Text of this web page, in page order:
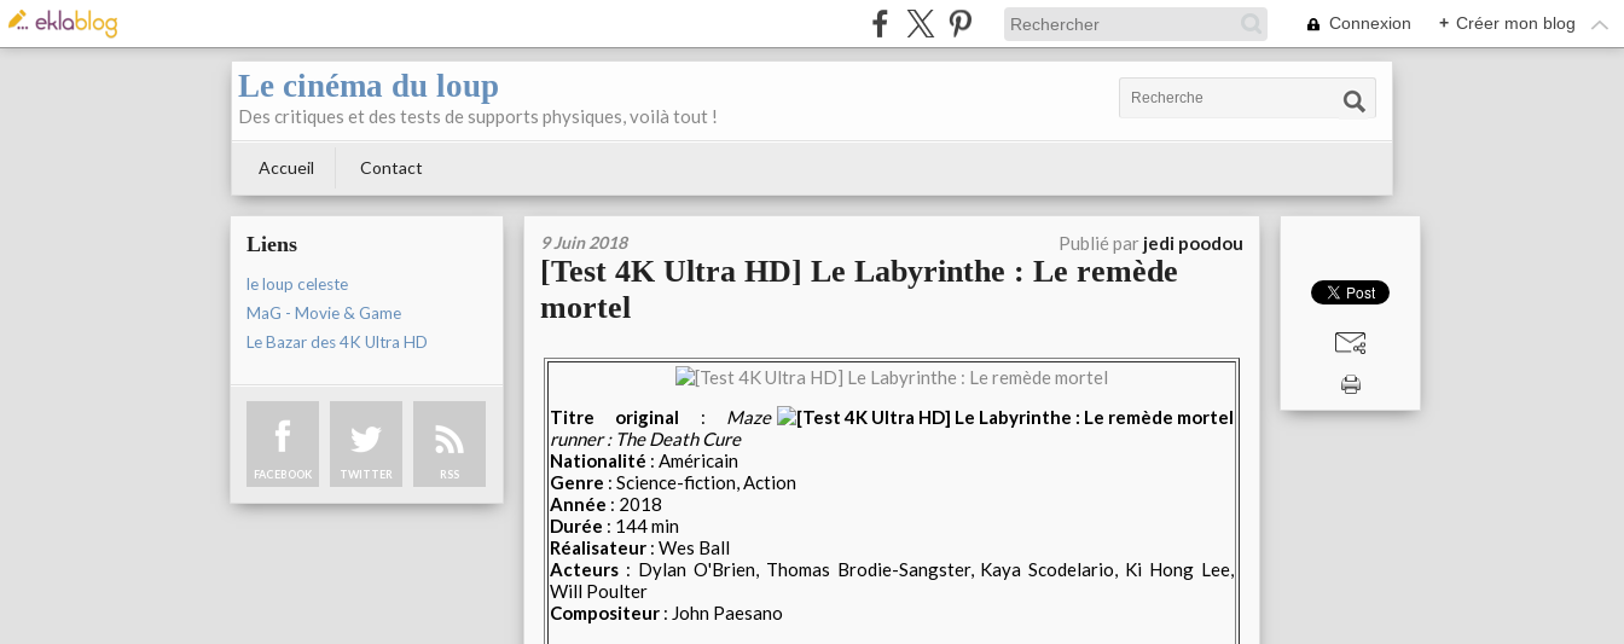
Connexion + Créer mon blog
Le cinéma du loup
Des critiques et des tests de supports physiques, voilà tout !
Accueil Contact
Liens
le loup celeste
MaG - Movie & Game
Le Bazar des 4K Ultra HD
FACEBOOK TWITTER RSS
9 Juin 2018 Publié par jedi poodou
[Test 4K Ultra HD] Le Labyrinthe : Le remède
mortel
Titre original :
Maze
runner : The Death Cure
Nationalité : Américain
Genre : Science-fiction, Action
Année : 2018
Durée : 144 min
Réalisateur : Wes Ball
Acteurs : Dylan O'Brien, Thomas Brodie-Sangster, Kaya Scodelario, Ki Hong Lee,
Will Poulter
Compositeur : John Paesano